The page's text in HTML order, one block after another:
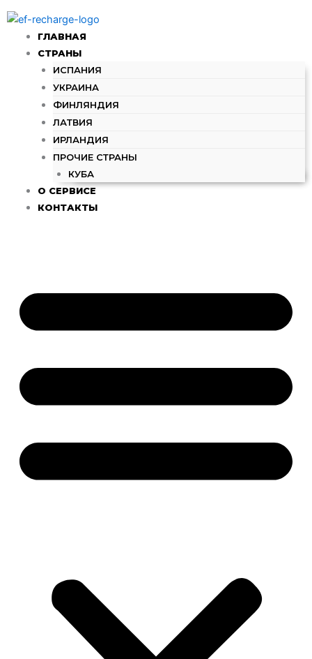
содержимому
ГЛАВНАЯ
СТРАНЫ
ИСПАНИЯ
УКРАИНА
ФИНЛЯНДИЯ
ЛАТВИЯ
ИРЛАНДИЯ
ПРОЧИЕ СТРАНЫ
КУБА
О СЕРВИСЕ
КОНТАКТЫ
товара